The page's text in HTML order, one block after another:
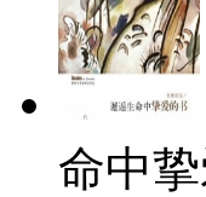
命中